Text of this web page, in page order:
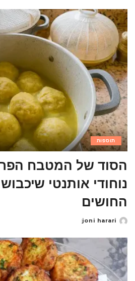
תוספות
הסוד של המטבח
נוחודי אותנטי
החושים
Posted
joni harari